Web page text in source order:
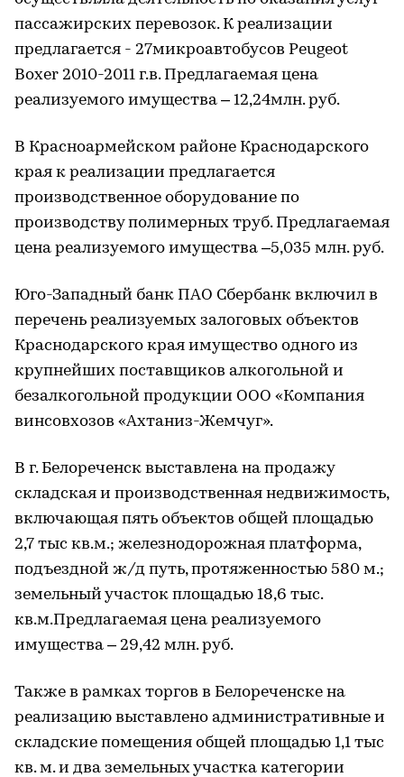
пассажирских перевозок. К реализации
предлагается - 27микроавтобусов Peugeot
Boxer 2010-2011 г.в. Предлагаемая цена
реализуемого имущества – 12,24млн. руб.
В Красноармейском районе Краснодарского
края к реализации предлагается
производственное оборудование по
производству полимерных труб. Предлагаемая
цена реализуемого имущества –5,035 млн. руб.
Юго-Западный банк ПАО Сбербанк включил в
перечень реализуемых залоговых объектов
Краснодарского края имущество одного из
крупнейших поставщиков алкогольной и
безалкогольной продукции ООО «Компания
винсовхозов «Ахтаниз-Жемчуг».
В г. Белореченск выставлена на продажу
складская и производственная недвижимость,
включающая пять объектов общей площадью
2,7 тыс кв.м.; железнодорожная платформа,
подъездной ж/д путь, протяженностью 580 м.;
земельный участок площадью 18,6 тыс.
кв.м.Предлагаемая цена реализуемого
имущества – 29,42 млн. руб.
Также в рамках торгов в Белореченске на
реализацию выставлено административные и
складские помещения общей площадью 1,1 тыс
кв. м. и два земельных участка категории